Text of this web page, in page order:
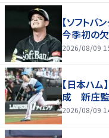
【ソフトバ
今季初の
2026/08/09
【日本ハ
成 新庄監
2026/08/09